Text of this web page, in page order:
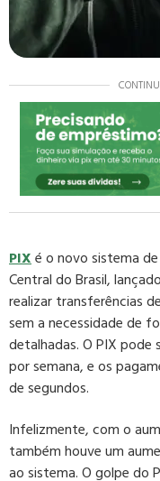
PIXé o novo sistema
Central do Brasil,
realizar transferências
sem a necessidade de
detalhadas. O PIX pode
por semana, e os
de segundos.
Infelizmente, com o
também houve um
ao sistema. O golpe do